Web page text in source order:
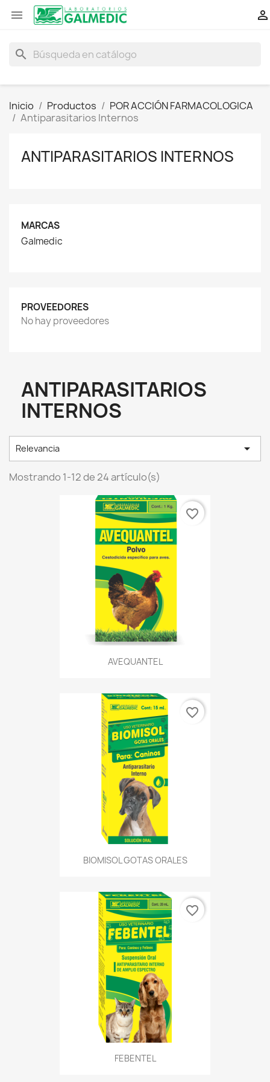
 
search
Inicio Productos
POR ACCIÓN FARMACOLOGICA
Antiparasitarios Internos
ANTIPARASITARIOS INTERNOS
MARCAS
Galmedic
PROVEEDORES
No hay proveedores
ANTIPARASITARIOS
INTERNOS
Relevancia 
Mostrando 1-12 de 24 artículo(s)
AVEQUANTEL
favorite_border
BIOMISOL GOTAS ORALES
favorite_border
FEBENTEL
favorite_border